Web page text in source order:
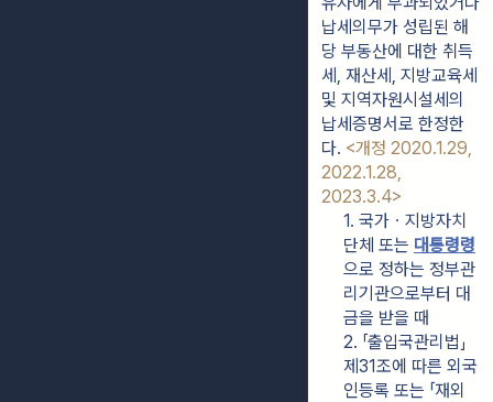
납세의무가 성립된 해
당 부동산에 대한 취득
세, 재산세, 지방교육세
및 지역자원시설세의
납세증명서로 한정한
다. <개정 2020.1.29,
2022.1.28,
2023.3.4>
1. 국가ㆍ지방자치
단체 또는 대통령령
으로 정하는 정부관
리기관으로부터 대
금을 받을 때
2. 「출입국관리법」
제31조에 따른 외국
인등록 또는 「재외